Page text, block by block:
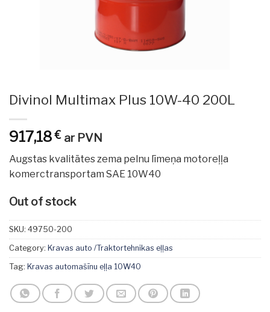
Divinol Multimax Plus 10W-40 200L
917,18€ ar PVN
Augstas kvalitātes zema pelnu līmeņa motoreļļa
komerctransportam SAE 10W40
Out of stock
SKU: 49750-200
Category: Kravas auto /Traktortehnikas eļļas
Tag: Kravas automašīnu eļļa 10W40